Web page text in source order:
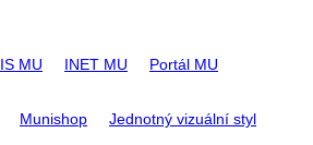
IS MU INET MU Portál MU
Munishop Jednotný vizuální styl